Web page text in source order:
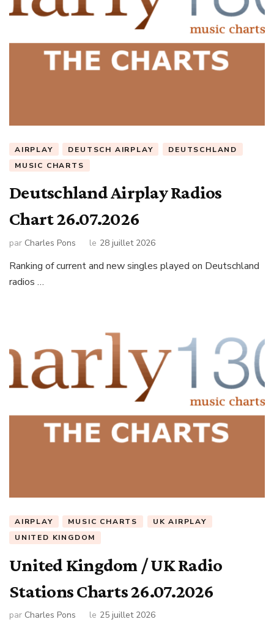
AIRPLAY DEUTSCH AIRPLAY
DEUTSCHLAND
MUSIC CHARTS
Deutschland Airplay Radios
Chart 26.07.2026
par Charles Pons le 28 juillet 2026
Ranking of current and new singles played on Deutschland
radios …
AIRPLAY MUSIC CHARTS
UK AIRPLAY
UNITED KINGDOM
United Kingdom / UK Radio
Stations Charts 26.07.2026
par Charles Pons le 25 juillet 2026